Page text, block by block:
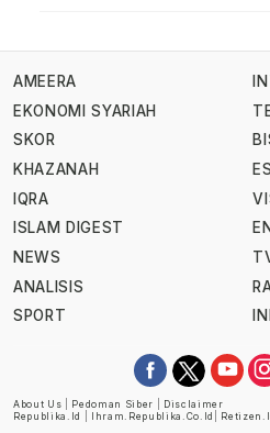
AMEERA
EKONOMI SYARIAH
SKOR
KHAZANAH
IQRA
ISLAM DIGEST
NEWS
ANALISIS
SPORT
About Us Pedoman Siber
Disclaimer
Republika.id
Ihram.republika.co.id